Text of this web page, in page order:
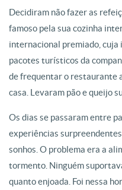
Decidiram não fazer as
famoso pela sua cozinha
internacional premiado, cuja
pacotes turísticos da
de frequentar o restaurante
casa. Levaram pão e queijo
Os dias se passaram entre
experiências
sonhos. O problema era a
tormento. Ninguém
quanto enjoada. Foi nessa